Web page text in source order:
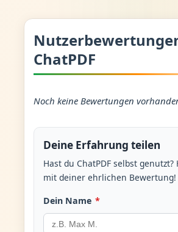
ChatPDF
Noch keine Bewertungen
Deine Erfahrung teilen
Hast du ChatPDF selbst
mit deiner ehrlichen Bewertung!
Dein Name *